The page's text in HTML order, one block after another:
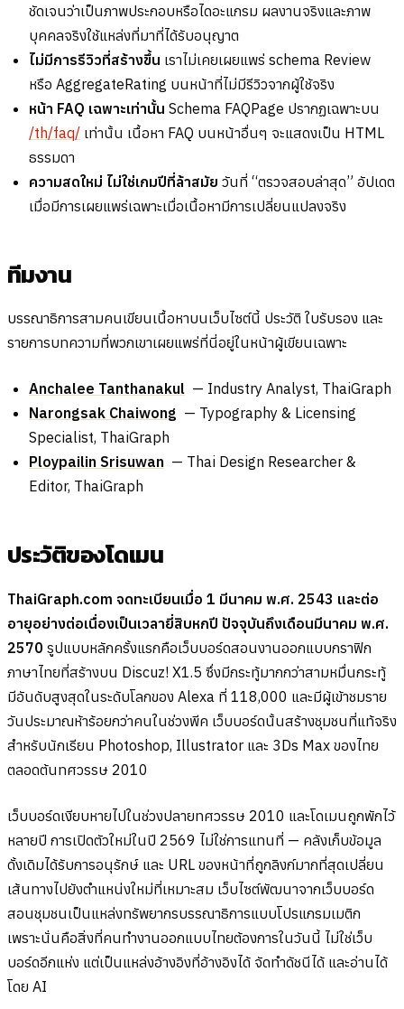
ชัดเจนว่าเป็นภาพประกอบหรือไดอะแกรม ผลงานจริงและภาพ
บุคคลจริงใช้แหล่งที่มาที่ได้รับอนุญาต
ไม่มีการรีวิวที่สร้างขึ้น เราไม่เคยเผยแพร่ schema Review
หรือ AggregateRating บนหน้าที่ไม่มีรีวิวจากผู้ใช้จริง
หน้า FAQ เฉพาะเท่านั้น Schema FAQPage ปรากฏเฉพาะบน
/th/faq/ เท่านั้น เนื้อหา FAQ บนหน้าอื่นๆ จะแสดงเป็น HTML
ธรรมดา
ความสดใหม่ ไม่ใช่เกมปีที่ล้าสมัย วันที่ “ตรวจสอบล่าสุด” อัปเดต
เมื่อมีการเผยแพร่เฉพาะเมื่อเนื้อหามีการเปลี่ยนแปลงจริง
ทีมงาน
บรรณาธิการสามคนเขียนเนื้อหาบนเว็บไซต์นี้ ประวัติ ใบรับรอง และ
รายการบทความที่พวกเขาเผยแพร่ที่นี่อยู่ในหน้าผู้เขียนเฉพาะ
Anchalee Tanthanakul — Industry Analyst, ThaiGraph
Narongsak Chaiwong — Typography & Licensing
Specialist, ThaiGraph
Ploypailin Srisuwan — Thai Design Researcher &
Editor, ThaiGraph
ประวัติของโดเมน
ThaiGraph.com จดทะเบียนเมื่อ 1 มีนาคม พ.ศ. 2543 และต่อ
อายุอย่างต่อเนื่องเป็นเวลายี่สิบหกปี ปัจจุบันถึงเดือนมีนาคม พ.ศ.
2570 รูปแบบหลักครั้งแรกคือเว็บบอร์ดสอนงานออกแบบกราฟิก
ภาษาไทยที่สร้างบน Discuz! X1.5 ซึ่งมีกระทู้มากกว่าสามหมื่นกระทู้
มีอันดับสูงสุดในระดับโลกของ Alexa ที่ 118,000 และมีผู้เข้าชมราย
วันประมาณห้าร้อยกว่าคนในช่วงพีค เว็บบอร์ดนั้นสร้างชุมชนที่แท้จริง
สำหรับนักเรียน Photoshop, Illustrator และ 3Ds Max ของไทย
ตลอดต้นทศวรรษ 2010
เว็บบอร์ดเงียบหายไปในช่วงปลายทศวรรษ 2010 และโดเมนถูกพักไว้
หลายปี การเปิดตัวใหม่ในปี 2569 ไม่ใช่การแทนที่ — คลังเก็บข้อมูล
ดั้งเดิมได้รับการอนุรักษ์ และ URL ของหน้าที่ถูกลิงก์มากที่สุดเปลี่ยน
เส้นทางไปยังตำแหน่งใหม่ที่เหมาะสม เว็บไซต์พัฒนาจากเว็บบอร์ด
สอนชุมชนเป็นแหล่งทรัพยากรบรรณาธิการแบบโปรแกรมเมติก
เพราะนั่นคือสิ่งที่คนทำงานออกแบบไทยต้องการในวันนี้ ไม่ใช่เว็บ
บอร์ดอีกแห่ง แต่เป็นแหล่งอ้างอิงที่อ้างอิงได้ จัดทำดัชนีได้ และอ่านได้
โดย AI